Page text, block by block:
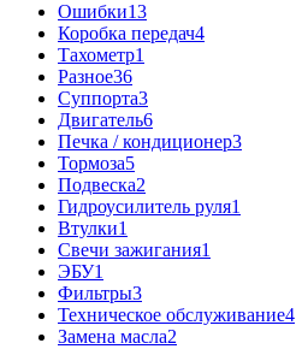
Ошибки13
Коробка передач4
Тахометр1
Разное36
Cуппорта3
Двигатель6
Печка / кондиционер3
Тормоза5
Подвеска2
Гидроусилитель руля1
Втулки1
Свечи зажигания1
ЭБУ1
Фильтры3
Техническое обслуживание4
Замена масла2